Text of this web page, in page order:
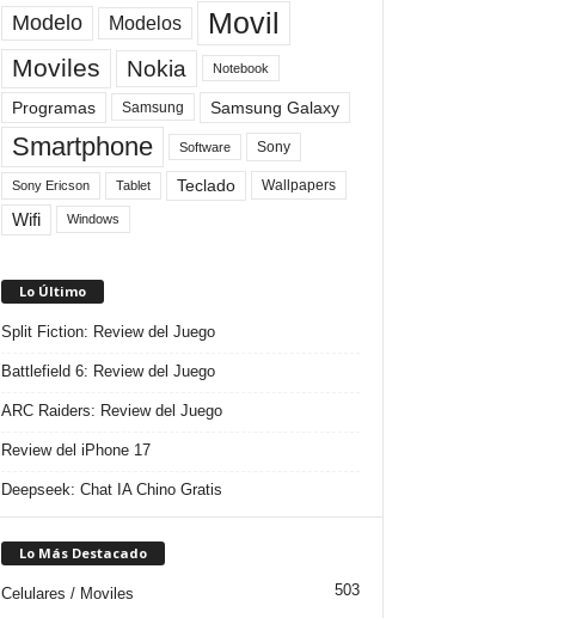
Modelo Modelos Movil
Moviles Nokia Notebook
Programas Samsung Samsung Galaxy
Smartphone Software Sony
Sony Ericson Tablet Teclado Wallpapers
Wifi Windows
Lo Último
Split Fiction: Review del Juego
Battlefield 6: Review del Juego
ARC Raiders: Review del Juego
Review del iPhone 17
Deepseek: Chat IA Chino Gratis
Lo Más Destacado
Celulares / Moviles 503